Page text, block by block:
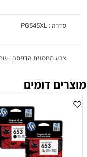
סדרה : PG545XL
צבע מחסנית הדפסה :
מוצרים דומים